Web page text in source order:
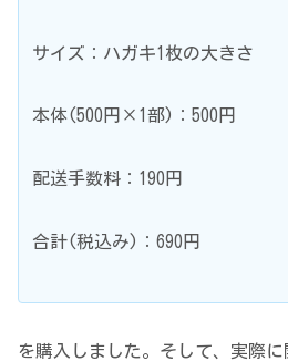
サイズ：ハガキ1枚の大きさ
本体(500円×1部)：500円
配送手数料：190円
合計(税込み)：690円
を購入しました。そして、実際に